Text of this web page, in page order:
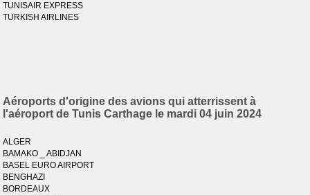
TUNISAIR EXPRESS
TURKISH AIRLINES
Aéroports d'origine des avions qui atterrissent à
l'aéroport de Tunis Carthage le mardi 04 juin 2024
ALGER
BAMAKO _ ABIDJAN
BASEL EURO AIRPORT
BENGHAZI
BORDEAUX